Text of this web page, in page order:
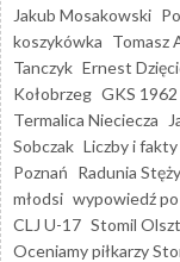
Jakub Mosakowski
koszykówka Tomasz
Tanczyk Ernest
Kołobrzeg GKS
Termalica Nieciecza
Sobczak Liczby i fakty
Poznań Radunia
młodsi wypowiedź
CLJ U-17 Stomil
Oceniamy piłkarzy